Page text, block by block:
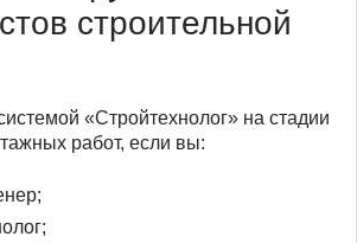
строительной
«Стройтехнолог» на стадии
работ, если вы: